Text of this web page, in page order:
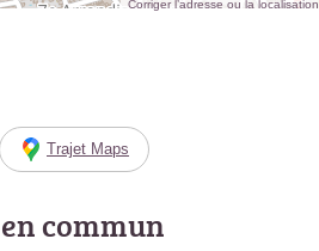
Corriger l’adresse ou la localisation
Trajet Maps
commun